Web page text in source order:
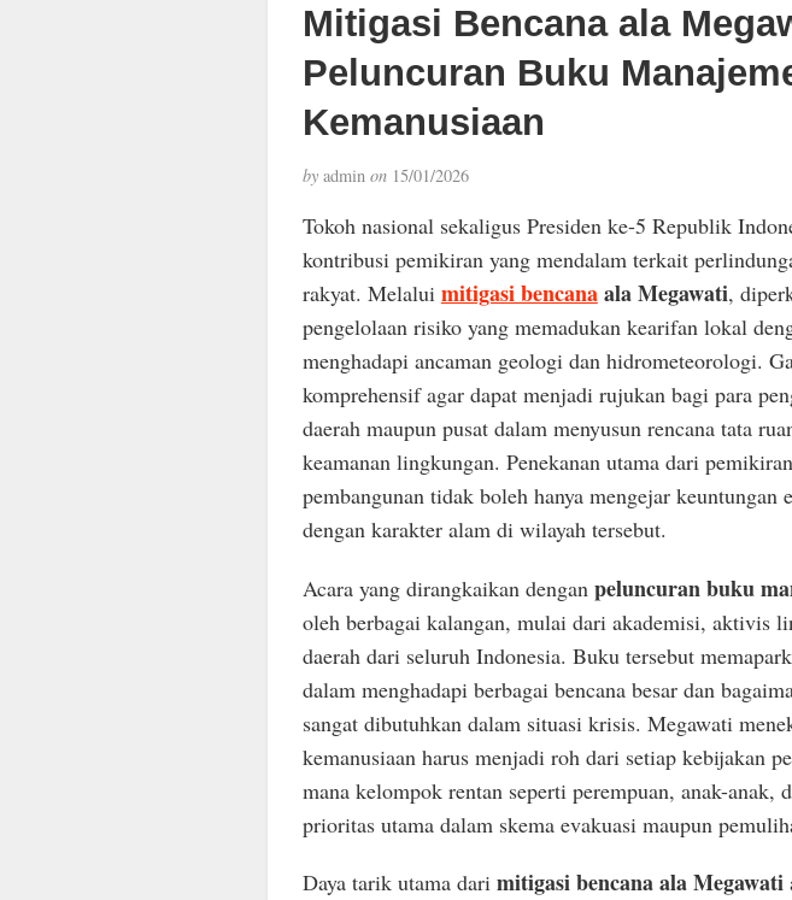
Mitigasi Bencana ala
Peluncuran Buku
Kemanusiaan
byadmin on15/01/2026
Tokoh nasional sekaligus Presiden ke-5 Republik
kontribusi pemikiran yang mendalam terkait
rakyat. Melalui mitigasi bencanaala Megawati,
pengelolaan risiko yang memadukan kearifan lokal
menghadapi ancaman geologi dan hidrometeorologi.
komprehensif agar dapat menjadi rujukan bagi para
daerah maupun pusat dalam menyusun rencana tata
keamanan lingkungan. Penekanan utama dari
pembangunan tidak boleh hanya mengejar keuntungan
dengan karakter alam di wilayah tersebut.
Acara yang dirangkaikan dengan peluncuran buku
oleh berbagai kalangan, mulai dari akademisi, aktivis
daerah dari seluruh Indonesia. Buku tersebut
dalam menghadapi berbagai bencana besar dan
sangat dibutuhkan dalam situasi krisis. Megawati
kemanusiaan harus menjadi roh dari setiap kebijakan
mana kelompok rentan seperti perempuan, anak-anak,
prioritas utama dalam skema evakuasi maupun
Daya tarik utama dari mitigasi bencana ala Megawati